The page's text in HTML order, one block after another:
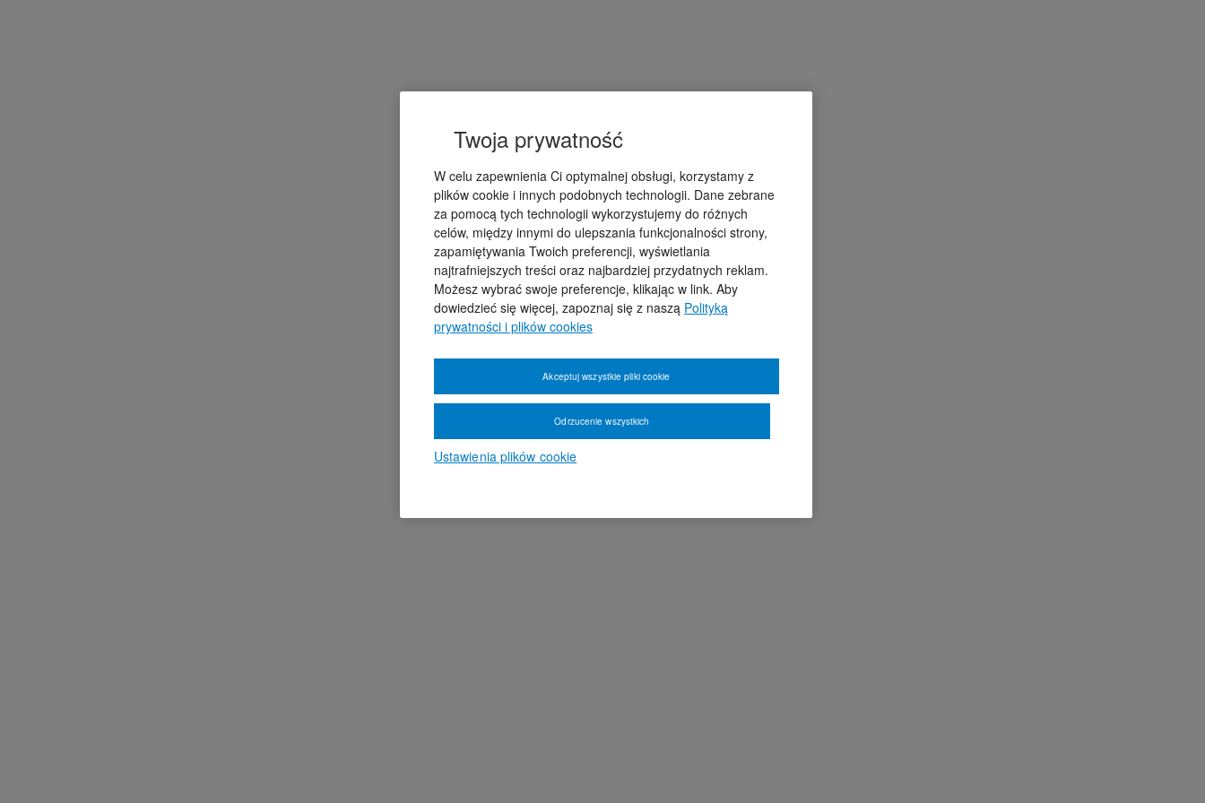
Twoja prywatność
W celu zapewnienia Ci optymalnej obsługi, korzystamy z
plików cookie i innych podobnych technologii. Dane zebrane
za pomocą tych technologii wykorzystujemy do różnych
celów, między innymi do ulepszania funkcjonalności strony,
zapamiętywania Twoich preferencji, wyświetlania
najtrafniejszych treści oraz najbardziej przydatnych reklam.
Możesz wybrać swoje preferencje, klikając w link. Aby
dowiedzieć się więcej, zapoznaj się z naszą Polityką
prywatności i plików cookies
Ustawienia plików cookie
Odrzucenie wszystkich
Akceptuj wszystkie pliki cookie